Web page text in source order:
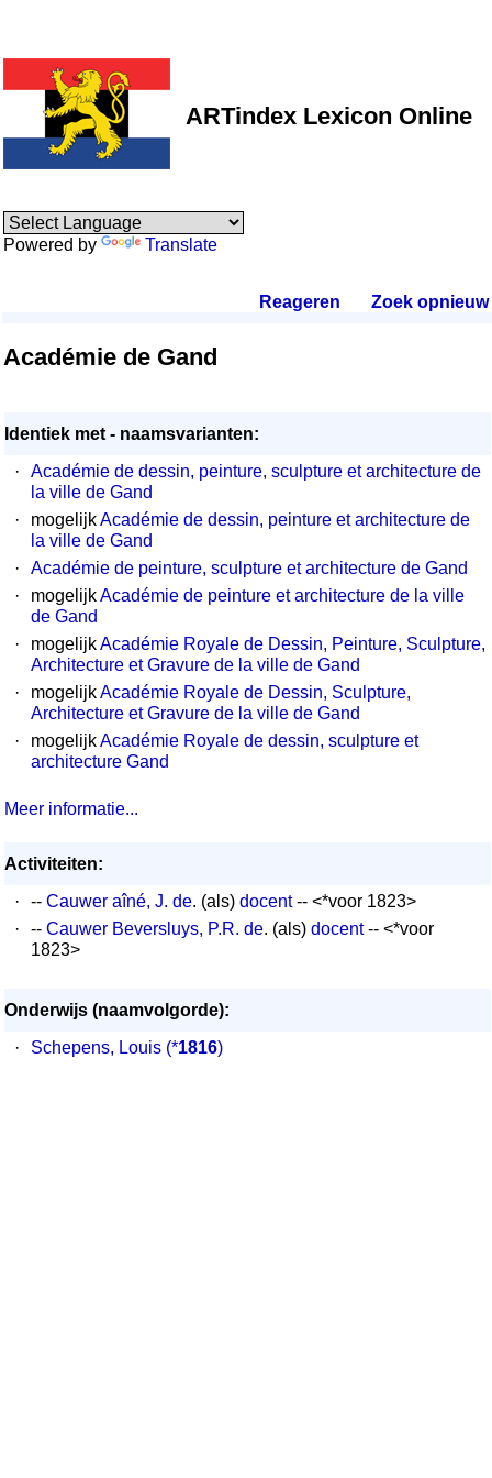
ARTindex Lexicon Online
Powered by Translate
Reageren Zoek opnieuw.
Académie de Gand
Identiek met - naamsvarianten:
·
Académie de dessin, peinture, sculpture et architecture de
la ville de Gand
·
mogelijkAcadémie de dessin, peinture et architecture de
la ville de Gand
·
Académie de peinture, sculpture et architecture de Gand
·
mogelijkAcadémie de peinture et architecture de la ville
de Gand
·
mogelijkAcadémie Royale de Dessin, Peinture, Sculpture,
Architecture et Gravure de la ville de Gand
·
mogelijkAcadémie Royale de Dessin, Sculpture,
Architecture et Gravure de la ville de Gand
·
mogelijkAcadémie Royale de dessin, sculpture et
architecture Gand
Meer informatie...
Activiteiten:
·
-- Cauwer aîné, J. de. (als) docent-- <*voor 1823>
·
-- Cauwer Beversluys, P.R. de. (als) docent-- <*voor
1823>
Onderwijs (naamvolgorde):
·
Schepens, Louis (*1816)